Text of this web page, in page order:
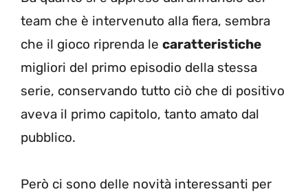
team che è intervenuto alla fiera, sembra
che il gioco riprenda le caratteristiche
migliori del primo episodio della stessa
serie, conservando tutto ciò che di positivo
aveva il primo capitolo, tanto amato dal
pubblico.
Però ci sono delle novità interessanti per